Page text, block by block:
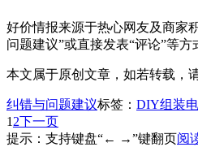
好价情报来源于热心网友及商家
问题建议”或直接发表“评论”等方
本文属于原创文章，如若转载，
纠错与问题建议标签： DIY组装
1 2下一页
提示：支持键盘“← →”键翻页阅